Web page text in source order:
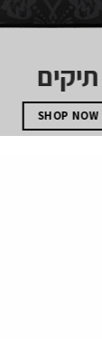
תיקים
SHOP NOW